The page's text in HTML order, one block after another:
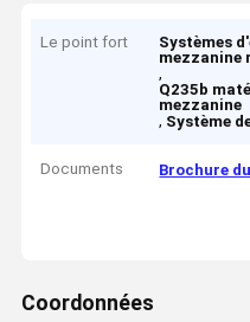
Le point fort
Systèmes
mezzanine
,
Q235b
mezzanine
, Système
Documents Brochure
Coordonnées